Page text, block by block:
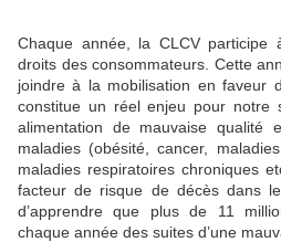
Chaque année, la CLCV participe
droits des consommateurs. Cette
joindre à la mobilisation en faveur
constitue un réel enjeu pour notre
alimentation de mauvaise qualité
maladies (obésité, cancer,
maladies respiratoires chroniques
facteur de risque de décès dans
d’apprendre que plus de 11
chaque année des suites d’une